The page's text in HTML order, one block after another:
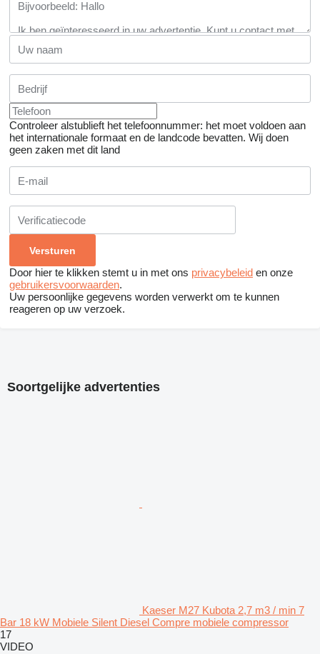
Controleer alstublieft het telefoonnummer: het moet voldoen aan
het internationale formaat en de landcode bevatten. Wij doen
geen zaken met dit land
Door hier te klikken stemt u in met ons privacybeleid en onze
gebruikersvoorwaarden.
Uw persoonlijke gegevens worden verwerkt om te kunnen
reageren op uw verzoek.
Soortgelijke advertenties
Kaeser M27 Kubota 2,7 m3 / min 7
Bar 18 kW Mobiele Silent Diesel Compre mobiele compressor
17
VIDEO